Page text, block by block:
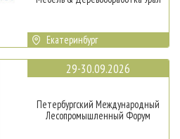
Екатеринбург
29-30.09.2026
Петербургский Международный
Лесопромышленный Форум